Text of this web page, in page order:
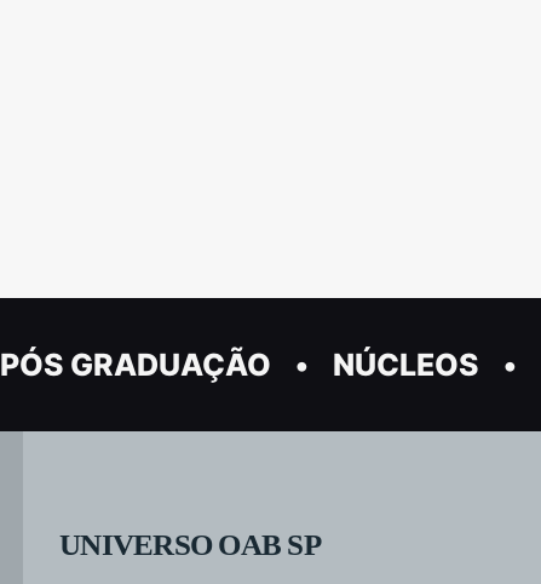
PÓS GRADUAÇÃO NÚCLEOS
UNIVERSO OAB SP